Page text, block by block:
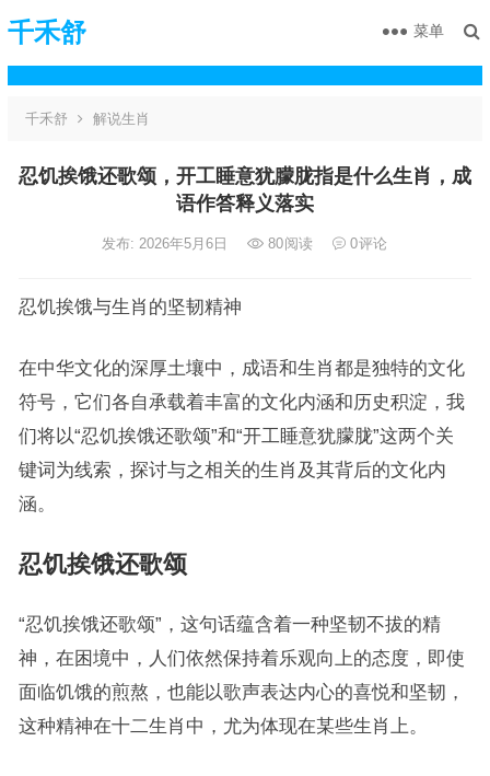
千禾舒 菜单
千禾舒 解说生肖
忍饥挨饿还歌颂，开工睡意犹朦胧指是什么生肖，成
语作答释义落实
发布: 2026年5月6日 80阅读 0评论
忍饥挨饿与生肖的坚韧精神
在中华文化的深厚土壤中，成语和生肖都是独特的文化
符号，它们各自承载着丰富的文化内涵和历史积淀，我
们将以“忍饥挨饿还歌颂”和“开工睡意犹朦胧”这两个关
键词为线索，探讨与之相关的生肖及其背后的文化内
涵。
忍饥挨饿还歌颂
“忍饥挨饿还歌颂”，这句话蕴含着一种坚韧不拔的精
神，在困境中，人们依然保持着乐观向上的态度，即使
面临饥饿的煎熬，也能以歌声表达内心的喜悦和坚韧，
这种精神在十二生肖中，尤为体现在某些生肖上。